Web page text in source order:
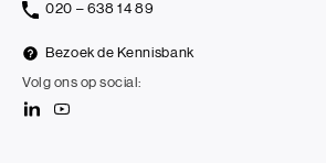
020 – 638 14 89
Bezoek de Kennisbank
Volg ons op social: